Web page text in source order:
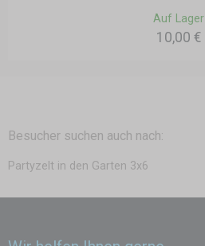
Auf Lager
10,00 €
Besucher suchen auch nach:
Partyzelt in den Garten 3x6